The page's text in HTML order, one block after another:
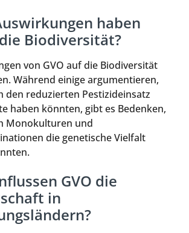
haben
Biodiversität?
von GVO auf die Biodiversität
Während einige argumentieren,
den reduzierten Pestizideinsatz
haben könnten, gibt es Bedenken,
Monokulturen und
die genetische Vielfalt
GVO die
in